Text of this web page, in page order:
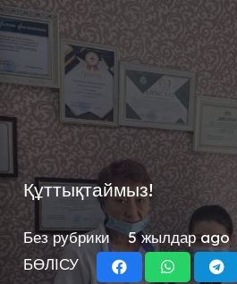
Құттықтаймыз!
Без рубрики
5 жылдар ago
БӨЛІСУ